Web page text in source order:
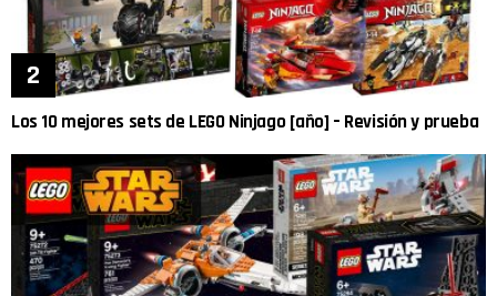
Los 10 mejores sets de LEGO Ninjago [año] – Revisión y prueba